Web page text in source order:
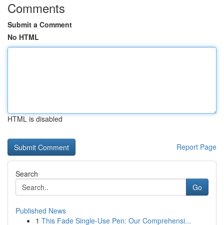
Comments
Submit a Comment
No HTML
HTML is disabled
Report Page
Search
Go
Published News
1 This Fade Single-Use Pen: Our Comprehensi...